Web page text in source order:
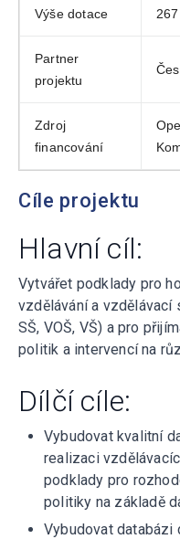
Výše dotace
Partner
projektu
Zdroj
financování
Cíle projektu
Hlavní cíl:
Vytvářet podklady pro
vzdělávání a vzdělávací
SŠ, VOŠ, VŠ) a pro
politik a intervencí na
Dílčí cíle:
Vybudovat kvalitní
realizaci
podklady pro
politiky na základě
Vybudovat databázi